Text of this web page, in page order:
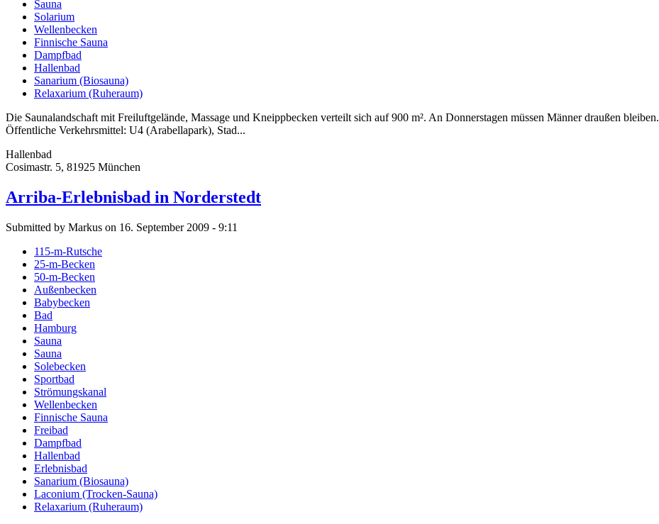
Sauna
Solarium
Wellenbecken
Finnische Sauna
Dampfbad
Hallenbad
Sanarium (Biosauna)
Relaxarium (Ruheraum)
Die Saunalandschaft mit Freiluftgelände, Massage und Kneippbecken verteilt sich auf 900 m². An Donnerstagen müssen Männer draußen bleiben.
Öffentliche Verkehrsmittel: U4 (Arabellapark), Stad...
Hallenbad
Cosimastr. 5, 81925 München
Arriba-Erlebnisbad in Norderstedt
Submitted by Markus on 16. September 2009 - 9:11
115-m-Rutsche
25-m-Becken
50-m-Becken
Außenbecken
Babybecken
Bad
Hamburg
Sauna
Sauna
Solebecken
Sportbad
Strömungskanal
Wellenbecken
Finnische Sauna
Freibad
Dampfbad
Hallenbad
Erlebnisbad
Sanarium (Biosauna)
Laconium (Trocken-Sauna)
Relaxarium (Ruheraum)